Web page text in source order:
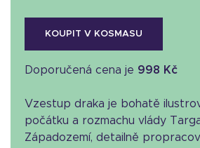
KOUPIT V KOSMASU
Doporučená cena je 998 Kč
Vzestup draka je bohatě
počátku a rozmachu vlády
Západozemí, detailně